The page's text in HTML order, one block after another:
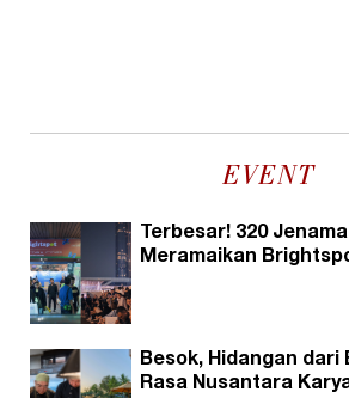
EVENT
Terbesar! 320
Meramaikan
Besok, Hidangan dari
Rasa Nusantara